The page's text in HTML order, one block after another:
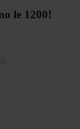
le 1200!